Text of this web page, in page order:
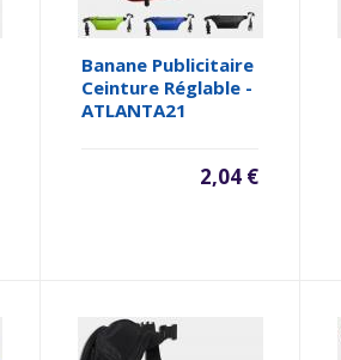
Banane Publicitaire
Ceinture Réglable -
ATLANTA21
2,04 €